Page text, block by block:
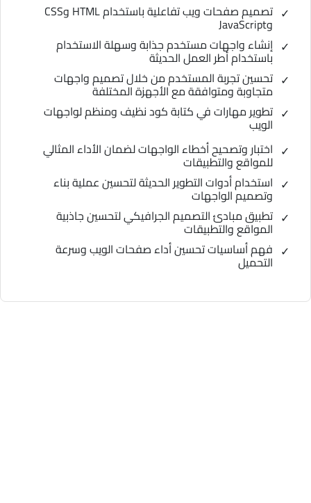
تصميم صفحات ويب تفاعلية باستخدام HTML وCSS
وJavaScript
إنشاء واجهات مستخدم جذابة وسهلة الاستخدام
باستخدام أطر العمل الحديثة
تحسين تجربة المستخدم من خلال تصميم واجهات
متجاوبة ومتوافقة مع الأجهزة المختلفة
تطوير مهارات في كتابة كود نظيف ومنظم لواجهات
الويب
اختبار وتصحيح أخطاء الواجهات لضمان الأداء المثالي
للمواقع والتطبيقات
استخدام أدوات التطوير الحديثة لتحسين عملية بناء
وتصميم الواجهات
تطبيق مبادئ التصميم الجرافيكي لتحسين جاذبية
المواقع والتطبيقات
فهم أساسيات تحسين أداء صفحات الويب وسرعة
التحميل